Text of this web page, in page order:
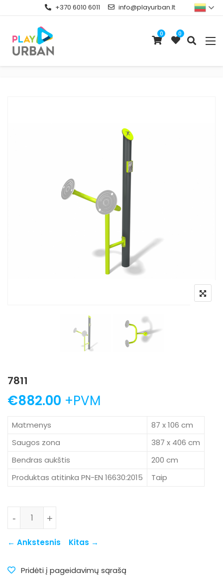
+370 6010 6011 info@playurban.lt
0 0
7811
€882.00 +PVM
Matmenys
87 x 106 cm
Saugos zona
387 x 406 cm
Bendras aukštis
200 cm
Produktas atitinka PN-EN 16630:2015
Taip
produkto kiekis: 7811
+
-
← Ankstesnis Kitas →
Pridėti į pageidavimų sąrašą